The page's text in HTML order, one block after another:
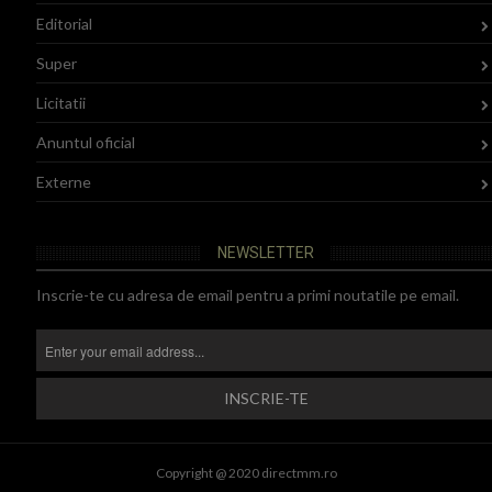
Editorial
Super
Licitatii
Anuntul oficial
Externe
NEWSLETTER
Inscrie-te cu adresa de email pentru a primi noutatile pe email.
Copyright @ 2020 directmm.ro